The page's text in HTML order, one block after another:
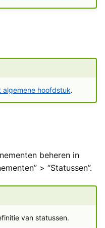
algemene hoofdstuk.
beheren in
> “Statussen”.
van statussen.